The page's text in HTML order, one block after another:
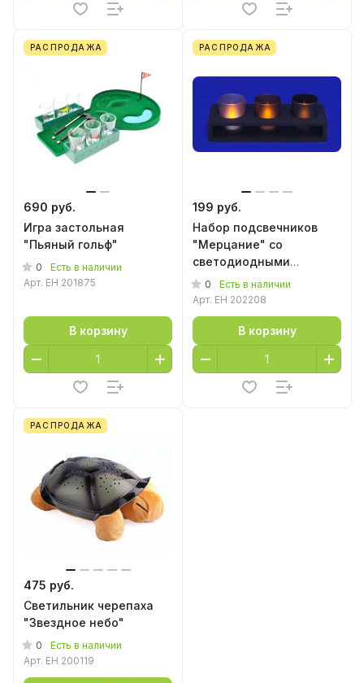
РАСПРОДАЖА
690 руб.
Игра застольная
"Пьяный гольф"
0
Есть в наличии
Арт. EH 201875
В корзину
РАСПРОДАЖА
199 руб.
Набор подсвечников
"Мерцание" со
светодиодными
свечами, на подставке
0
Есть в наличии
Арт. EH 202208
В корзину
РАСПРОДАЖА
475 руб.
Светильник черепаха
"Звездное небо"
0
Есть в наличии
Арт. EH 200119